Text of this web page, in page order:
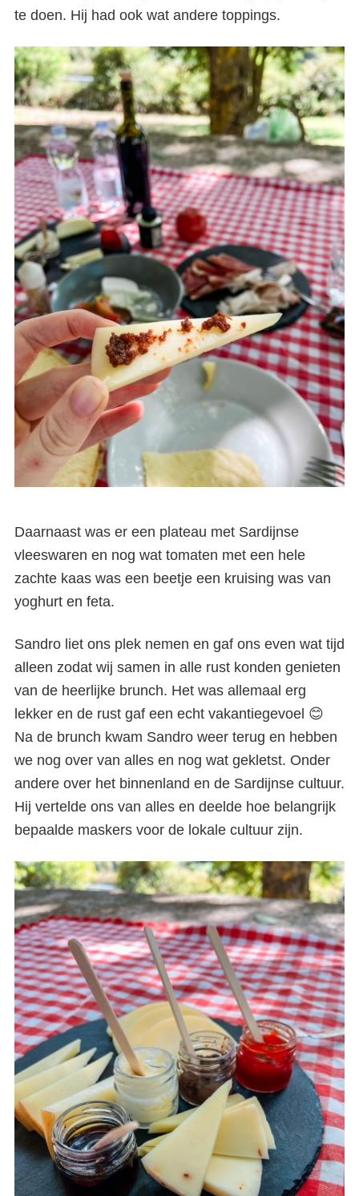
te doen. Hij had ook wat andere toppings.
Daarnaast was er een plateau met Sardijnse
vleeswaren en nog wat tomaten met een hele
zachte kaas was een beetje een kruising was van
yoghurt en feta.
Sandro liet ons plek nemen en gaf ons even wat tijd
alleen zodat wij samen in alle rust konden genieten
van de heerlijke brunch. Het was allemaal erg
lekker en de rust gaf een echt vakantiegevoel 😊
Na de brunch kwam Sandro weer terug en hebben
we nog over van alles en nog wat gekletst. Onder
andere over het binnenland en de Sardijnse cultuur.
Hij vertelde ons van alles en deelde hoe belangrijk
bepaalde maskers voor de lokale cultuur zijn.